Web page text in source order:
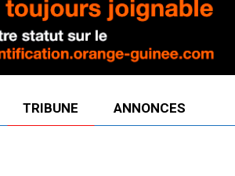
TRIBUNE ANNONCES